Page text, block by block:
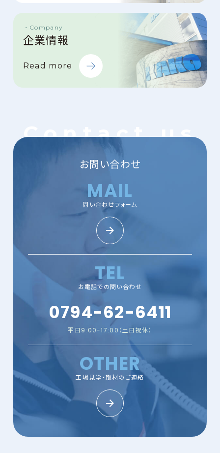
Company
企業情報
Read more
お問い合わせ
MAIL
問い合わせフォーム
TEL
お電話での問い合わせ
0794-62-6411
平日9:00-17:00（土日祝休）
OTHER
工場見学・取材のご連絡